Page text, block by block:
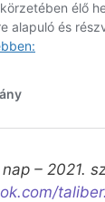
– 2021.